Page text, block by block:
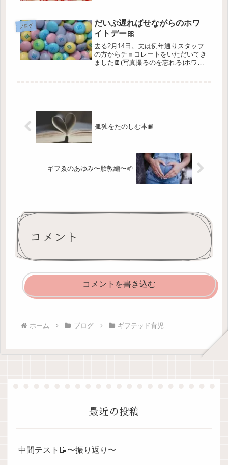
地のほうがいいなあ🎡キャラクター興
味ないし🙂花やしき行こうよ🏵️と...
ブログ
だいぶ遅ればせながらのホワ
イトデー🎀
去る2月14日。夫は例年通りスタッフ
の方からチョコレートをいただいてき
ました🍫(写真撮るのを忘れる)ホワイ
孤独をたのしむ本📙
ギフゑのあゆみ〜胎教編〜🌱
コメント
コメントを書き込む
ホーム ブログ ギフテッド育児
最近の投稿
中間テスト📝〜振り返り〜